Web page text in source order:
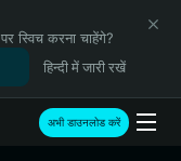
पर स्विच करना चाहेंगे?
हिन्दी में जारी रखें
अभी डाउनलोड करें